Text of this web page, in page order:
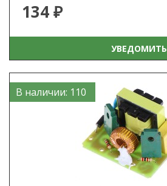
134 ₽
УВЕДОМИТЬ
В наличии: 110